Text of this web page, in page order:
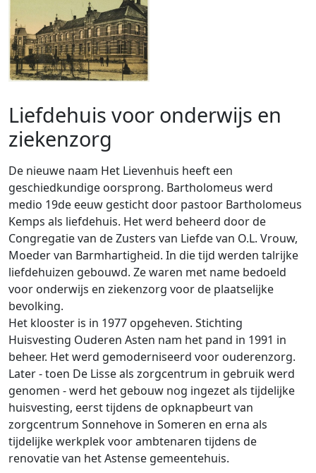
Liefdehuis voor onderwijs en
ziekenzorg
De nieuwe naam Het Lievenhuis heeft een
geschiedkundige oorsprong. Bartholomeus werd
medio 19de eeuw gesticht door pastoor Bartholomeus
Kemps als liefdehuis. Het werd beheerd door de
Congregatie van de Zusters van Liefde van O.L. Vrouw,
Moeder van Barmhartigheid. In die tijd werden talrijke
liefdehuizen gebouwd. Ze waren met name bedoeld
voor onderwijs en ziekenzorg voor de plaatselijke
bevolking.
Het klooster is in 1977 opgeheven. Stichting
Huisvesting Ouderen Asten nam het pand in 1991 in
beheer. Het werd gemoderniseerd voor ouderenzorg.
Later - toen De Lisse als zorgcentrum in gebruik werd
genomen - werd het gebouw nog ingezet als tijdelijke
huisvesting, eerst tijdens de opknapbeurt van
zorgcentrum Sonnehove in Someren en erna als
tijdelijke werkplek voor ambtenaren tijdens de
renovatie van het Astense gemeentehuis.